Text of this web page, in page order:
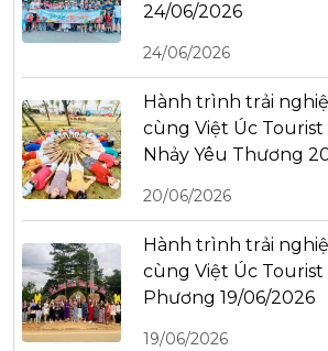
24/06/2026
24/06/2026
Hành trình trải
cùng Việt Úc Tourist
Nhảy Yêu Thương
20/06/2026
Hành trình trải
cùng Việt Úc Tourist
Phương 19/06/2026
19/06/2026